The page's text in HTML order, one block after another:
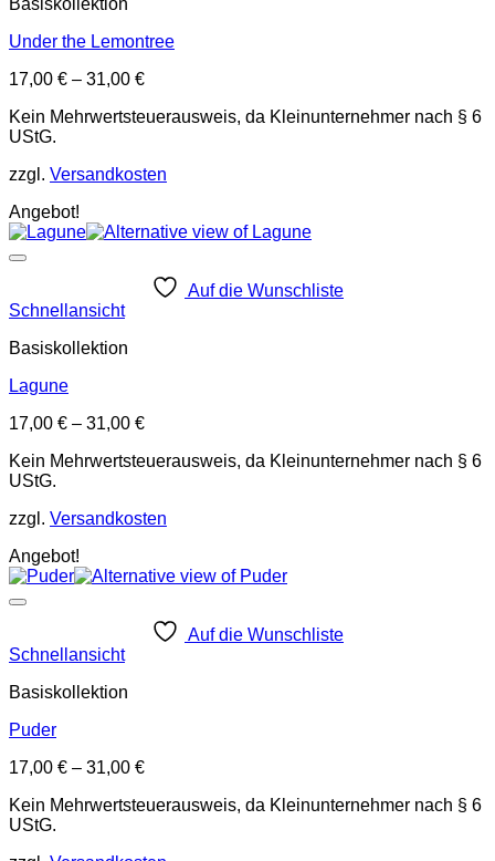
Basiskollektion
Under the Lemontree
17,00 € – 31,00 €
Kein Mehrwertsteuerausweis, da Kleinunternehmer nach § 6
UStG.
zzgl. Versandkosten
Angebot!
Auf die Wunschliste
Schnellansicht
Basiskollektion
Lagune
17,00 € – 31,00 €
Kein Mehrwertsteuerausweis, da Kleinunternehmer nach § 6
UStG.
zzgl. Versandkosten
Angebot!
Auf die Wunschliste
Schnellansicht
Basiskollektion
Puder
17,00 € – 31,00 €
Kein Mehrwertsteuerausweis, da Kleinunternehmer nach § 6
UStG.